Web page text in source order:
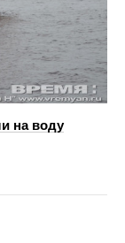
на воду